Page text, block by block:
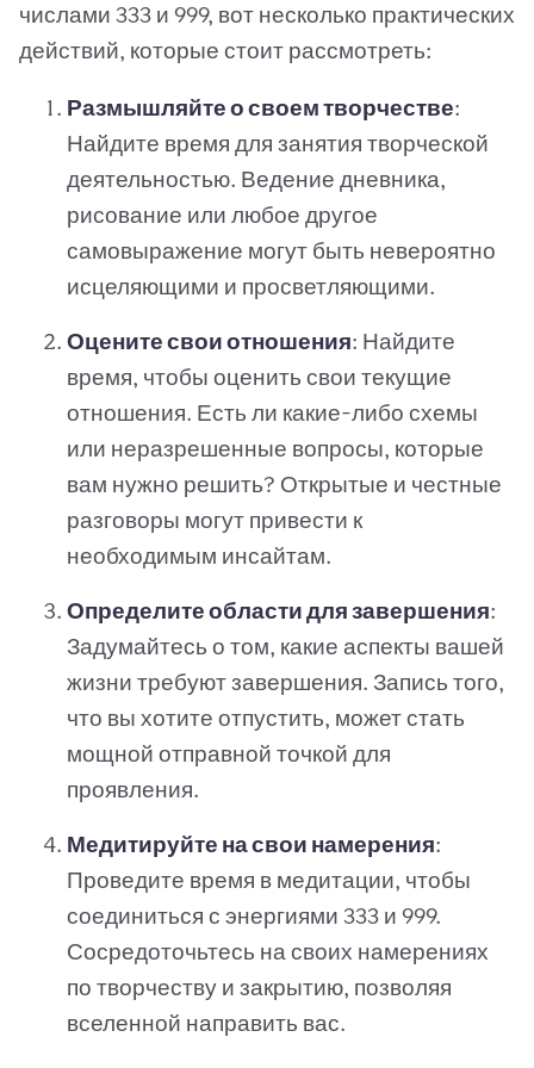
числами 333 и 999, вот несколько практических
действий, которые стоит рассмотреть:
Размышляйте о своем творчестве:
Найдите время для занятия творческой
деятельностью. Ведение дневника,
рисование или любое другое
самовыражение могут быть невероятно
исцеляющими и просветляющими.
Оцените свои отношения: Найдите
время, чтобы оценить свои текущие
отношения. Есть ли какие-либо схемы
или неразрешенные вопросы, которые
вам нужно решить? Открытые и честные
разговоры могут привести к
необходимым инсайтам.
Определите области для завершения:
Задумайтесь о том, какие аспекты вашей
жизни требуют завершения. Запись того,
что вы хотите отпустить, может стать
мощной отправной точкой для
проявления.
Медитируйте на свои намерения:
Проведите время в медитации, чтобы
соединиться с энергиями 333 и 999.
Сосредоточьтесь на своих намерениях
по творчеству и закрытию, позволяя
вселенной направить вас.